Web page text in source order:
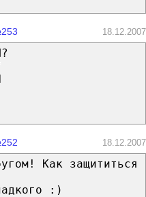
18.12.2007
18.12.2007
Как защититься
:)